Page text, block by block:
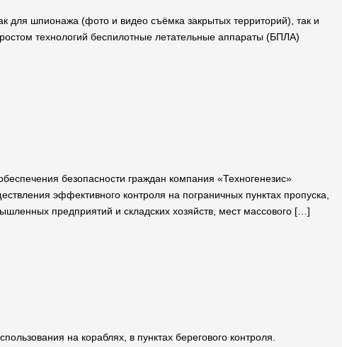
для шпионажа (фото и видео съёмка закрытых территорий), так и
технологий беспилотные летательные аппараты (БПЛА)
безопасности граждан компания «Техногенезис»
эффективного контроля на пограничных пунктах пропуска,
предприятий и складских хозяйств, мест массового […]
на кораблях, в пунктах берегового контроля.